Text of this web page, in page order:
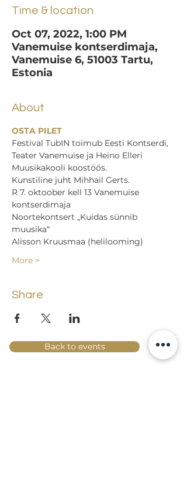
Time & location
Oct 07, 2022, 1:00 PM
Vanemuise kontserdimaja,
Vanemuise 6, 51003 Tartu,
Estonia
About
OSTA PILET
Festival TubIN toimub Eesti Kontserdi,
Teater Vanemuise ja Heino Elleri
Muusikakooli koostöös.
Kunstiline juht Mihhail Gerts.
R 7. oktoober kell 13 Vanemuise
kontserdimaja
Noortekontsert „Kuidas sünnib
muusika“
Alisson Kruusmaa (helilooming)
More >
Share
Back to events